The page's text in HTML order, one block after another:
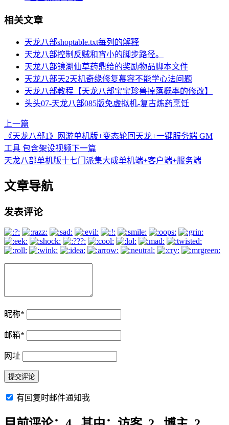
相关文章
天龙八部shoptable.txt每列的解释
天龙八部控制反贼和宵小的脚步路径。
天龙八部镜湖仙草药鼎给的奖励物品脚本文件
天龙八部天2天机奇缘修复慕容不能学心法问题
天龙八部教程【天龙八部宝宝珍兽掉落概率的修改】
头头07-天龙八部085版免虚拟机-复古炼药烹饪
上一篇
《天龙八部1》网游单机版+变态轮回天龙+一键服务端 GM
工具 包含架设视频下一篇
天龙八部单机版十七门派集大成单机端+客户端+服务端
文章导航
发表评论
昵称*
邮箱*
网址
有回复时邮件通知我